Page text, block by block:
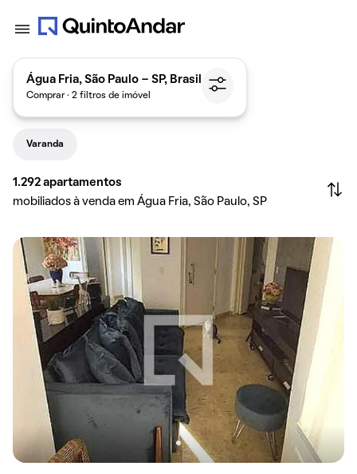
Água Fria, São Paulo - SP, Brasil
Comprar · 2 filtros de imóvel
Varanda
1.292 apartamentos
mobiliados à venda em Água Fria, São Paulo, SP